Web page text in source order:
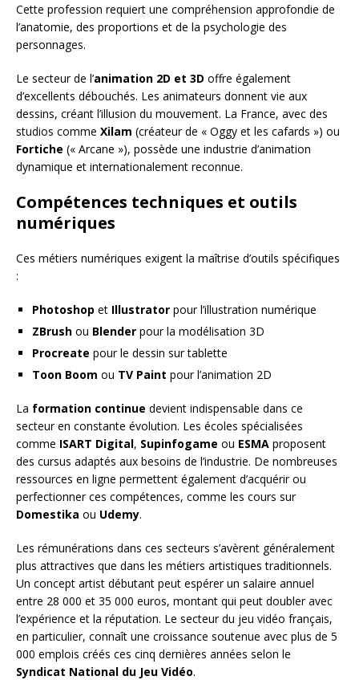
Cette profession requiert une compréhension approfondie de
l’anatomie, des proportions et de la psychologie des
personnages.
Le secteur de l’animation 2D et 3D offre également
d’excellents débouchés. Les animateurs donnent vie aux
dessins, créant l’illusion du mouvement. La France, avec des
studios comme Xilam (créateur de « Oggy et les cafards ») ou
Fortiche (« Arcane »), possède une industrie d’animation
dynamique et internationalement reconnue.
Compétences techniques et outils
numériques
Ces métiers numériques exigent la maîtrise d’outils spécifiques
:
Photoshop et Illustrator pour l’illustration numérique
ZBrush ou Blender pour la modélisation 3D
Procreate pour le dessin sur tablette
Toon Boom ou TV Paint pour l’animation 2D
La formation continue devient indispensable dans ce
secteur en constante évolution. Les écoles spécialisées
comme ISART Digital, Supinfogame ou ESMA proposent
des cursus adaptés aux besoins de l’industrie. De nombreuses
ressources en ligne permettent également d’acquérir ou
perfectionner ces compétences, comme les cours sur
Domestika ou Udemy.
Les rémunérations dans ces secteurs s’avèrent généralement
plus attractives que dans les métiers artistiques traditionnels.
Un concept artist débutant peut espérer un salaire annuel
entre 28 000 et 35 000 euros, montant qui peut doubler avec
l’expérience et la réputation. Le secteur du jeu vidéo français,
en particulier, connaît une croissance soutenue avec plus de 5
000 emplois créés ces cinq dernières années selon le
Syndicat National du Jeu Vidéo.